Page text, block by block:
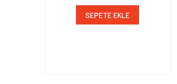
SEPETE EKLE